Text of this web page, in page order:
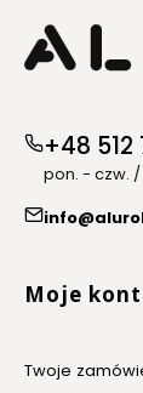
+48 512
pon. - czw. /
Linki w
Moje
Twoje